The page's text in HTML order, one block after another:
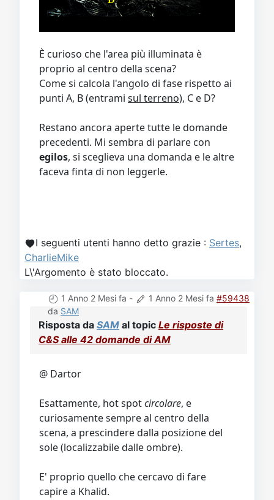
È curioso che l'area più illuminata è
proprio al centro della scena?
Come si calcola l'angolo di fase rispetto ai
punti A, B (entrami sul terreno), C e D?
Restano ancora aperte tutte le domande
precedenti. Mi sembra di parlare con
egilos, si sceglieva una domanda e le altre
faceva finta di non leggerle.
I seguenti utenti hanno detto grazie : Sertes,
CharlieMike
L\'Argomento è stato bloccato.
1 Anno 2 Mesi fa - 1 Anno 2 Mesi fa #59438
da SAM
Risposta da SAM al topic Le risposte di
C&S alle 42 domande di AM
@ Dartor
Esattamente, hot spotcircolare, e
curiosamente sempre al centro della
scena, a prescindere dalla posizione del
sole (localizzabile dalle ombre).
E' proprio quello che cercavo di fare
capire a Khalid.